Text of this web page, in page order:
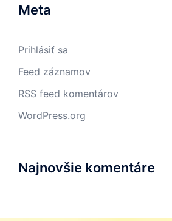
Meta
Prihlásiť sa
Feed záznamov
RSS feed komentárov
WordPress.org
Najnovšie komentáre